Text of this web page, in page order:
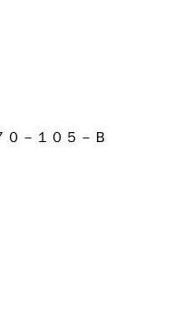
－１０５－Ｂ